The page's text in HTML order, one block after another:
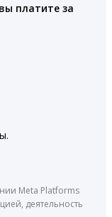
платите за
Meta Platforms
деятельность